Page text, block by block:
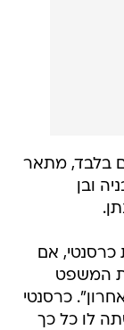
בלבד, מתאר
ובן
אם
המשפט
כרסנטי
לו כל כך